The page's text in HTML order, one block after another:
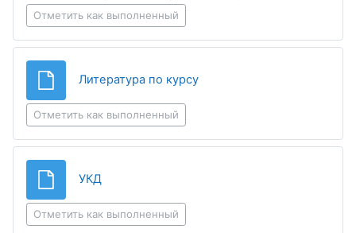
Отметить как выполненный
Литература по курсуФайл
Отметить как выполненный
УКД
Отметить как выполненный